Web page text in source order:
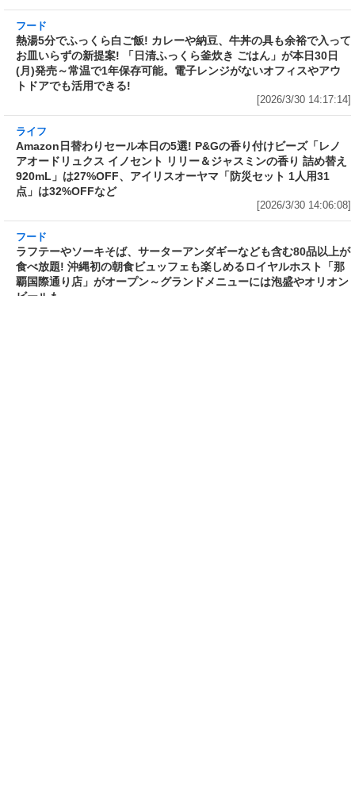
フード
3分で食べられる人気沸騰中の四
川料理! 日清食品が「カップヌー
ドル 14種のスパイス麻辣湯」を
発売～具材は謎肉、キャベツ、チ
[2026/3/30 15:42:35]
自慢のそばが食べ放題! 和食麺処
サガミが「晦日そば」を明日31日
(火)開催～大海老天などの天ぷら
「時間無制限」の挑戦枠は税込
4,400円
フード
熱湯5分でふっくら白ご飯! カレーや納豆、牛丼
の具も余裕で入ってお皿いらずの新提案! 「日清
ふっくら釜炊き ごはん」が本日30日(月)発売～
常温で1年保存可能。電子レンジがないオフィス
[2026/3/30 14:17:14]
ライフ